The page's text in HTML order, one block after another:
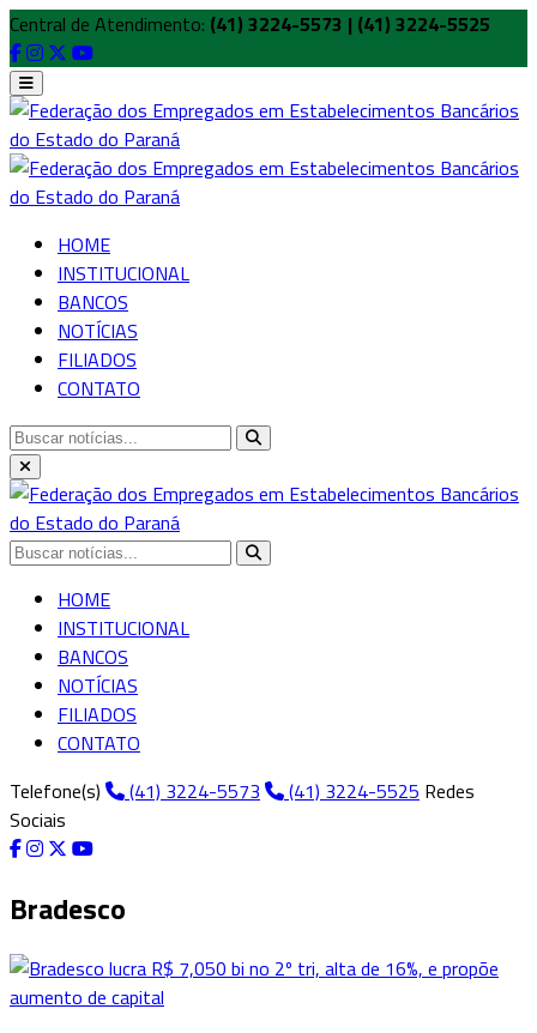
Central de Atendimento: (41) 3224-5573 | (41) 3224-5525
HOME
INSTITUCIONAL
BANCOS
NOTÍCIAS
FILIADOS
CONTATO
HOME
INSTITUCIONAL
BANCOS
NOTÍCIAS
FILIADOS
CONTATO
Telefone(s)
(41) 3224-5573 (41) 3224-5525 Redes
Sociais
Bradesco